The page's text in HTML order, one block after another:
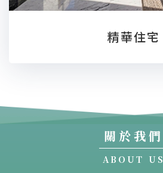
精華住宅
關於我們
ABOUT US